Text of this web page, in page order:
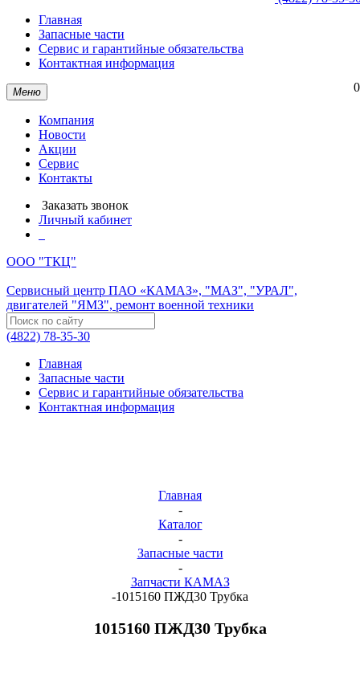
Главная
Запасные части
Сервис и гарантийные обязательства
Контактная информация
Меню
Компания
Новости
Акции
Сервис
Контакты
Заказать звонок
Личный кабинет
ООО "ТКЦ"
Сервисный центр ПАО «КАМАЗ», "МАЗ", "УРАЛ",
двигателей "ЯМЗ", ремонт военной техники
(4822) 78-35-30
0
Главная
Запасные части
Сервис и гарантийные обязательства
Контактная информация
Главная
-
Каталог
-
Запасные части
-
Запчасти КАМАЗ
-1015160 ПЖД30 Трубка
1015160 ПЖД30 Трубка